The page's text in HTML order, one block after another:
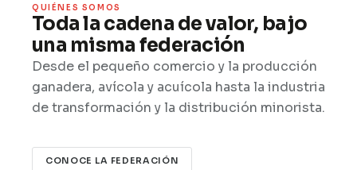
QUIÉNES SOMOS
Toda la cadena de valor, bajo
una misma federación
Desde el pequeño comercio y la producción
ganadera, avícola y acuícola hasta la industria
de transformación y la distribución minorista.
CONOCE LA FEDERACIÓN